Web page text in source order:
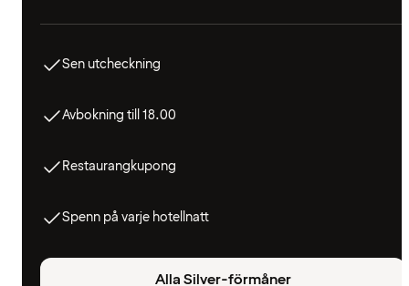
Sen utcheckning
Avbokning till 18.00
Restaurangkupong
Spenn på varje hotellnatt
Alla Silver-förmåner